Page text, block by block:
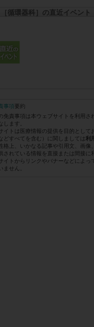
［循環器科］の直近イベント
事項要約
免責事項は本ウェブサイトを利用
します。
イトは医療情報の提供を目的として
どすべてを含む）に関しましては利
格上、いかなる記事や引用文、画
されている情報を直接または間接
イトからリンクやバナーなどによ
ません。